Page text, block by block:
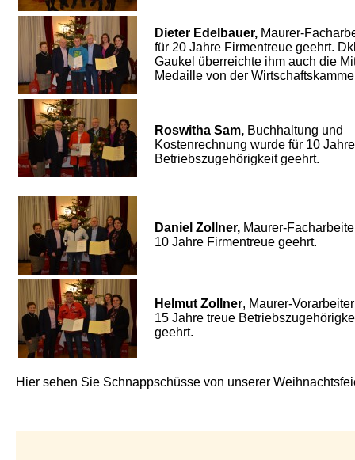
Dieter Edelbauer, Maurer-
für 20 Jahre Firmentreue geehrt.
Gaukel überreichte ihm auch die
Medaille von der
Roswitha Sam, Buchhaltung und
Kostenrechnung wurde für 10
Betriebszugehörigkeit geehrt.
Daniel Zollner, Maurer-
10 Jahre Firmentreue
Helmut Zollner, Maurer-
15 Jahre treue
geehrt.
Hier sehen Sie Schnappschüsse von unserer